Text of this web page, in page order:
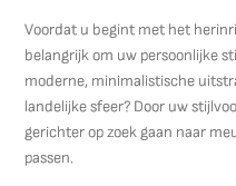
Voordat u begint met het
belangrijk om uw persoonlijke
moderne, minimalistische
landelijke sfeer? Door uw
gerichter op zoek gaan naar
passen.